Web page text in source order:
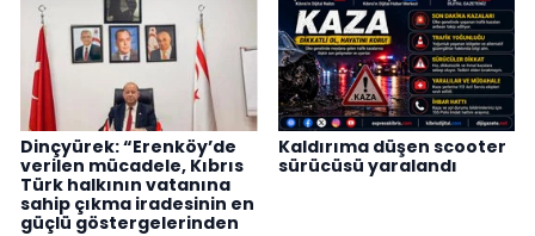
Dinçyürek: “Erenköy’de
verilen mücadele, Kıbrıs
Türk halkının vatanına
sahip çıkma iradesinin en
güçlü göstergelerinden
Kaldırıma düşen scooter
sürücüsü yaralandı